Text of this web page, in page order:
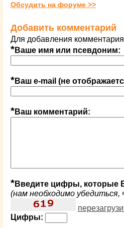
Обсудить на форуме >>
Добавить комментарий
Для добавления
*Ваше имя или псевдоним:
*Ваш e-mail (не
*Ваш комментарий:
*Введите цифры, которые
(нам необходимо
Цифры: